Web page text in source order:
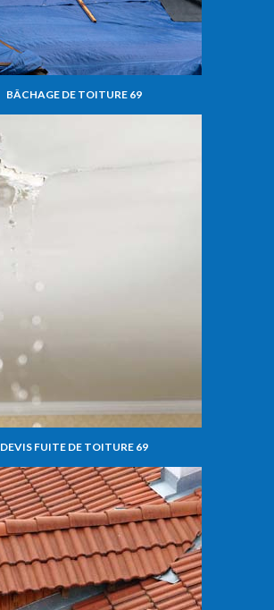
BÂCHAGE DE TOITURE 69
DEVIS FUITE DE TOITURE 69